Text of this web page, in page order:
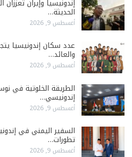
إندونيسيا وإيران
الحديثة…
أغسطس 9, 2026
والعائد…
أغسطس 9, 2026
الطريقة الخلوتية في
إندونيسي…
أغسطس 9, 2026
السفير اليمني في
تطورات…
أغسطس 9, 2026